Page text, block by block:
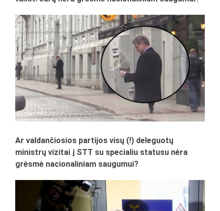
Ar valdančiosios partijos visų (!) deleguotų
ministrų vizitai į STT su specialiu statusu nėra
grėsmė nacionaliniam saugumui?